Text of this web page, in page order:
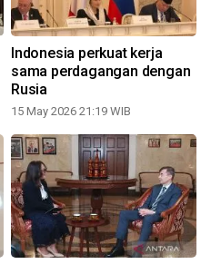
Indonesia perkuat kerja
sama perdagangan dengan
Rusia
15 May 2026 21:19 WIB